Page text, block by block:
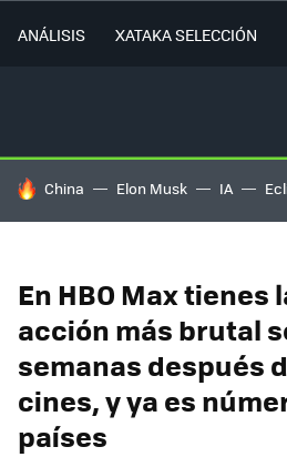
ANÁLISIS XATAKA SELECCIÓN
HOY SE HABLA DE
China Elon Musk IA
En HBO Max tienes
acción más brutal
semanas después
cines, y ya es
países